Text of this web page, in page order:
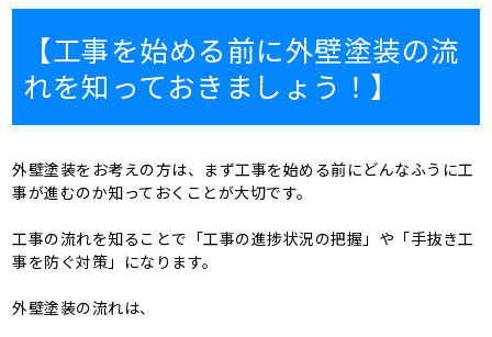
【工事を始める前に外壁塗装の流
れを知っておきましょう！】
外壁塗装をお考えの方は、まず工事を始める前にどんなふうに工
事が進むのか知っておくことが大切です。
工事の流れを知ることで「工事の進捗状況の把握」や「手抜き工
事を防ぐ対策」になります。
外壁塗装の流れは、